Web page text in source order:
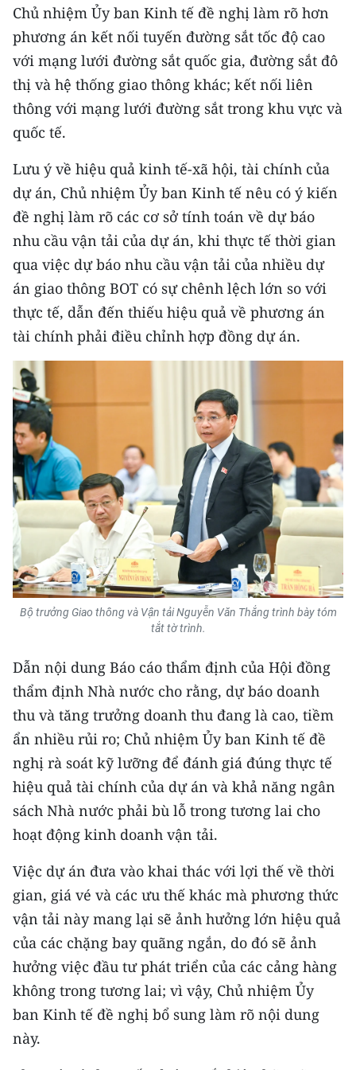
Chủ nhiệm Ủy ban Kinh tế đề nghị làm rõ hơn
phương án kết nối tuyến đường sắt tốc độ cao
với mạng lưới đường sắt quốc gia, đường sắt đô
thị và hệ thống giao thông khác; kết nối liên
thông với mạng lưới đường sắt trong khu vực và
quốc tế.
Lưu ý về hiệu quả kinh tế-xã hội, tài chính của
dự án, Chủ nhiệm Ủy ban Kinh tế nêu có ý kiến
đề nghị làm rõ các cơ sở tính toán về dự báo
nhu cầu vận tải của dự án, khi thực tế thời gian
qua việc dự báo nhu cầu vận tải của nhiều dự
án giao thông BOT có sự chênh lệch lớn so với
thực tế, dẫn đến thiếu hiệu quả về phương án
tài chính phải điều chỉnh hợp đồng dự án.
Bộ trưởng Giao thông và Vận tải Nguyễn Văn Thắng trình bày tóm
tắt tờ trình.
Dẫn nội dung Báo cáo thẩm định của Hội đồng
thẩm định Nhà nước cho rằng, dự báo doanh
thu và tăng trưởng doanh thu đang là cao, tiềm
ẩn nhiều rủi ro; Chủ nhiệm Ủy ban Kinh tế đề
nghị rà soát kỹ lưỡng để đánh giá đúng thực tế
hiệu quả tài chính của dự án và khả năng ngân
sách Nhà nước phải bù lỗ trong tương lai cho
hoạt động kinh doanh vận tải.
Việc dự án đưa vào khai thác với lợi thế về thời
gian, giá vé và các ưu thế khác mà phương thức
vận tải này mang lại sẽ ảnh hưởng lớn hiệu quả
của các chặng bay quãng ngắn, do đó sẽ ảnh
hưởng việc đầu tư phát triển của các cảng hàng
không trong tương lai; vì vậy, Chủ nhiệm Ủy
ban Kinh tế đề nghị bổ sung làm rõ nội dung
này.